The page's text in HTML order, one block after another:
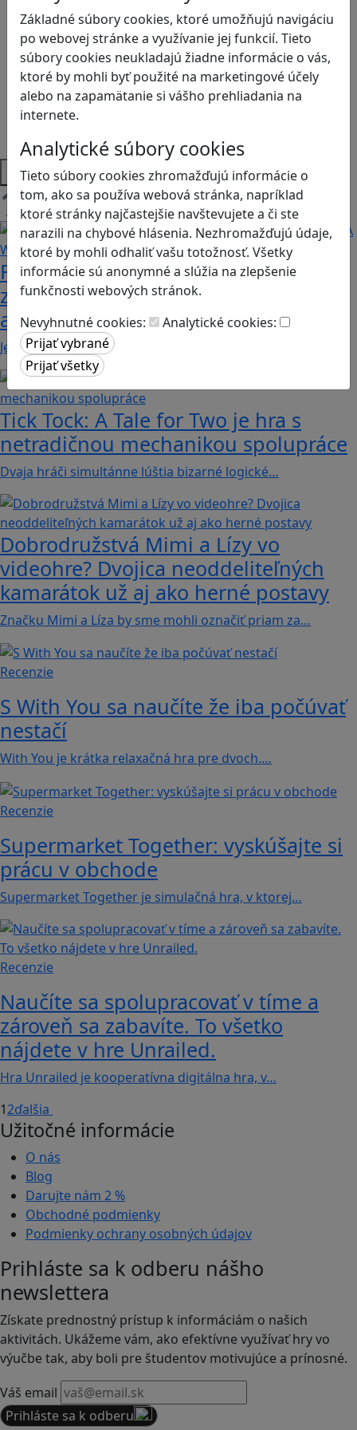
Základné súbory cookies, ktoré umožňujú navigáciu
po webovej stránke a využívanie jej funkcií. Tieto
súbory cookies neukladajú žiadne informácie o vás,
ktoré by mohli byť použité na marketingové účely
alebo na zapamätanie si vášho prehliadania na
internete.
Analytické súbory cookies
Tieto súbory cookies zhromažďujú informácie o
tom, ako sa používa webová stránka, napríklad
ktoré stránky najčastejšie navštevujete a či ste
narazili na chybové hlásenia. Nezhromažďujú údaje,
ktoré by mohli odhaliť vašu totožnosť. Všetky
informácie sú anonymné a slúžia na zlepšenie
funkčnosti webových stránok.
Nevyhnutné cookies:
Analytické cookies:
Logické myslenie
Ľudské práva a tolerancia
Motorika a koncentrácia
Programovanie/Technika
Sociálne zručnosti a kooperácia
Strategické myslenie
Platformy
Načítam blogy
Fotografujte zvieratká, aby ste
zachránili ostrov v Alba: A Wildlife
adventure
Jednoduchá hra, vhodná pre kohokoľvek z rodiny,…
Tick Tock: A Tale for Tw‪o je hra s
netradičnou mechanikou spolupráce
Dvaja hráči simultánne lúštia bizarné logické…
Dobrodružstvá Mimi a Lízy vo
videohre? Dvojica neoddeliteľných
kamarátok už aj ako herné postavy
Značku Mimi a Líza by sme mohli označiť priam za…
Recenzie
S With You sa naučíte že iba počúvať
nestačí
With You je krátka relaxačná hra pre dvoch.…
Recenzie
Supermarket Together: vyskúšajte si
prácu v obchode
Supermarket Together je simulačná hra, v ktorej…
Recenzie
Naučíte sa spolupracovať v tíme a
zároveň sa zabavíte. To všetko
nájdete v hre Unrailed.
Hra Unrailed je kooperatívna digitálna hra, v…
12ďalšia
Užitočné informácie
O nás
Blog
Darujte nám 2 %
Obchodné podmienky
Podmienky ochrany osobných údajov
Prihláste sa k odberu nášho
newslettera
Získate prednostný prístup k informáciám o našich
aktivitách. Ukážeme vám, ako efektívne využívať hry vo
výučbe tak, aby boli pre študentov motivujúce a prínosné.
Váš email
Prihláste sa k odberu